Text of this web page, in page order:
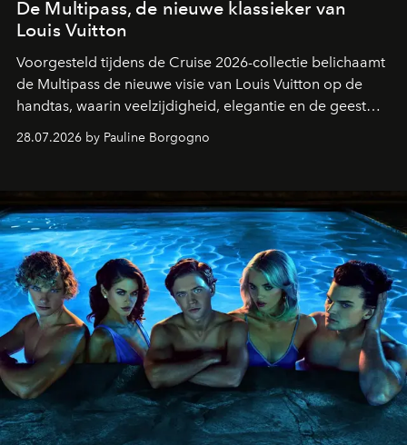
De Multipass, de nieuwe klassieker van
Louis Vuitton
Voorgesteld tijdens de Cruise 2026-collectie belichaamt
de Multipass de nieuwe visie van Louis Vuitton op de
handtas, waarin veelzijdigheid, elegantie en de geest
28.07.2026 by Pauline Borgogno